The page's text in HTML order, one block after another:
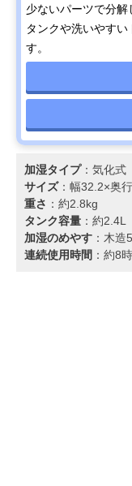
少ないパーツで分
タンクや洗いやす
す。
加湿タイプ：気化式
サイズ：幅32.2×奥
重さ ：約2.8kg
タンク容量 ：約2.4L
加湿のめやす ：木
連続使用時間 ：約8